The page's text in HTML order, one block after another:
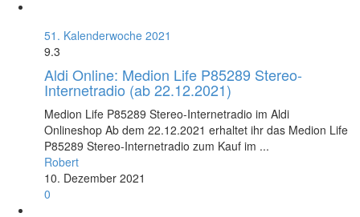
51. Kalenderwoche 2021
9.3
Aldi Online: Medion Life P85289 Stereo-
Internetradio (ab 22.12.2021)
Medion Life P85289 Stereo-Internetradio im Aldi
Onlineshop Ab dem 22.12.2021 erhaltet ihr das Medion Life
P85289 Stereo-Internetradio zum Kauf im ...
Robert
10. Dezember 2021
0